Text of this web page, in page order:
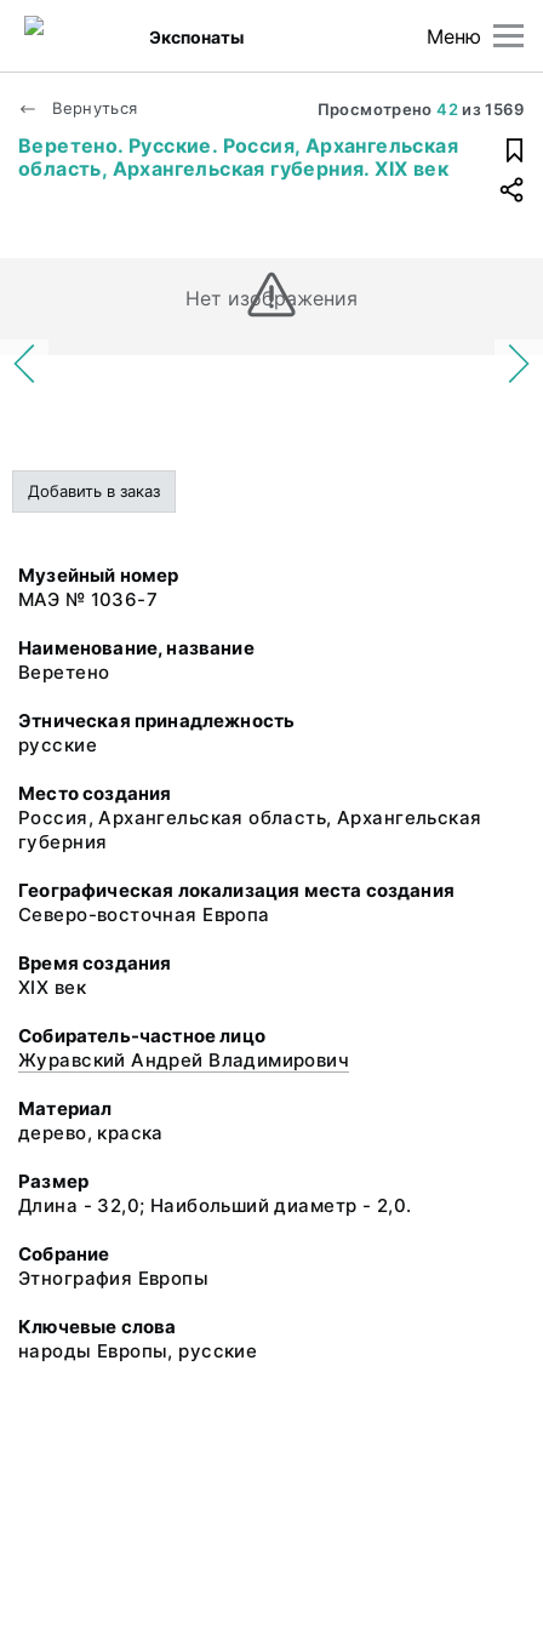
Меню
Экспонаты
Вернуться Просмотрено42из1569
Веретено. Русские. Россия, Архангельская
область, Архангельская губерния. XIX век
Нет изображения
Добавить в заказ
Музейный номер
МАЭ № 1036-7
Наименование, название
Веретено
Этническая принадлежность
русские
Место создания
Россия, Архангельская область, Архангельская
губерния
Географическая локализация места создания
Северо-восточная Европа
Время создания
XIX век
Собиратель-частное лицо
Журавский Андрей Владимирович
Материал
дерево, краска
Размер
Длина - 32,0; Наибольший диаметр - 2,0.
Собрание
Этнография Европы
Ключевые слова
народы Европы, русские